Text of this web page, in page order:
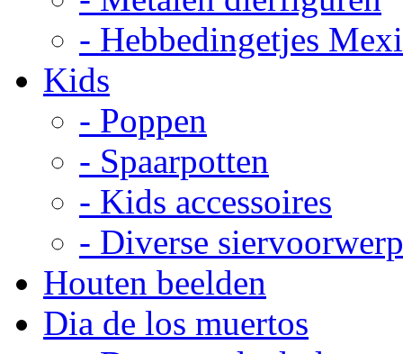
- Hebbedingetjes
Kids
- Poppen
- Spaarpotten
- Kids accessoires
- Diverse
Houten beelden
Dia de los muertos